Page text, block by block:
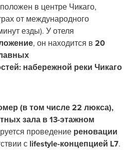
в центре Чикаго,
от международного
езды). У отеля
, он находится в 20
набережной реки Чикаго
(в том числе 22 люкса),
зала в 13-этажном
проведение реновации
с lifestyle-концепцией L7.